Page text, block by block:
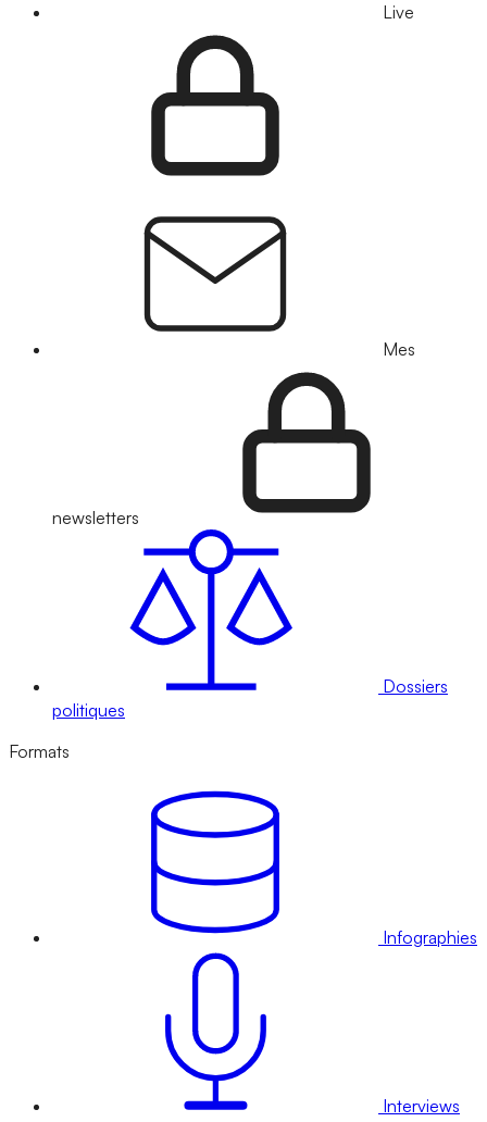
Live
Mes
newsletters
Dossiers
politiques
Formats
Infographies
Interviews